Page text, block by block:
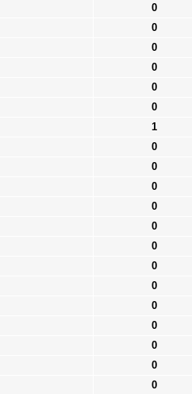
0
0
0
0
0
0
1
0
0
0
0
0
0
0
0
0
0
0
0
0